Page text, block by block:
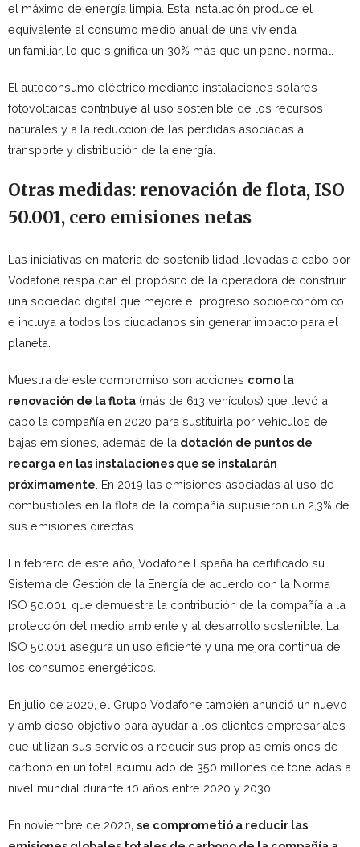
el máximo de energía limpia. Esta instalación produce el
equivalente al consumo medio anual de una vivienda
unifamiliar, lo que significa un 30% más que un panel normal.
El autoconsumo eléctrico mediante instalaciones solares
fotovoltaicas contribuye al uso sostenible de los recursos
naturales y a la reducción de las pérdidas asociadas al
transporte y distribución de la energía.
Otras medidas: renovación de flota, ISO
50.001, cero emisiones netas
Las iniciativas en materia de sostenibilidad llevadas a cabo por
Vodafone respaldan el propósito de la operadora de construir
una sociedad digital que mejore el progreso socioeconómico
e incluya a todos los ciudadanos sin generar impacto para el
planeta.
Muestra de este compromiso son acciones como la
renovación de la flota (más de 613 vehículos) que llevó a
cabo la compañía en 2020 para sustituirla por vehículos de
bajas emisiones, además de la dotación de puntos de
recarga en las instalaciones que se instalarán
próximamente . En 2019 las emisiones asociadas al uso de
combustibles en la flota de la compañía supusieron un 2,3% de
sus emisiones directas.
En febrero de este año, Vodafone España ha certificado su
Sistema de Gestión de la Energía de acuerdo con la Norma
ISO 50.001, que demuestra la contribución de la compañía a la
protección del medio ambiente y al desarrollo sostenible. La
ISO 50.001 asegura un uso eficiente y una mejora continua de
los consumos energéticos.
En julio de 2020, el Grupo Vodafone también anunció un nuevo
y ambicioso objetivo para ayudar a los clientes empresariales
que utilizan sus servicios a reducir sus propias emisiones de
carbono en un total acumulado de 350 millones de toneladas a
nivel mundial durante 10 años entre 2020 y 2030.
En noviembre de 2020, se comprometió a reducir las